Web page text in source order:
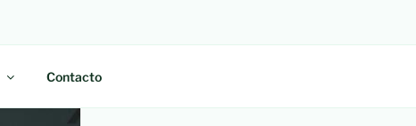
Contacto